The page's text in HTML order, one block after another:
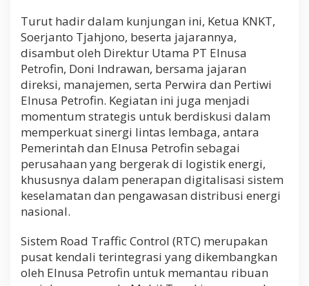
i
t
a
,
K
e
t
u
a
K
N
K
T
K
j
u
n
g
Turut hadir dalam kunjungan ini, Ketua KNKT,
Soerjanto Tjahjono, beserta jajarannya,
disambut oleh Direktur Utama PT Elnusa
Petrofin, Doni Indrawan, bersama jajaran
direksi, manajemen, serta Perwira dan Pertiwi
Elnusa Petrofin. Kegiatan ini juga menjadi
momentum strategis untuk berdiskusi dalam
memperkuat sinergi lintas lembaga, antara
Pemerintah dan Elnusa Petrofin sebagai
perusahaan yang bergerak di logistik energi,
khususnya dalam penerapan digitalisasi sistem
keselamatan dan pengawasan distribusi energi
nasional.
Sistem Road Traffic Control (RTC) merupakan
pusat kendali terintegrasi yang dikembangkan
oleh Elnusa Petrofin untuk memantau ribuan